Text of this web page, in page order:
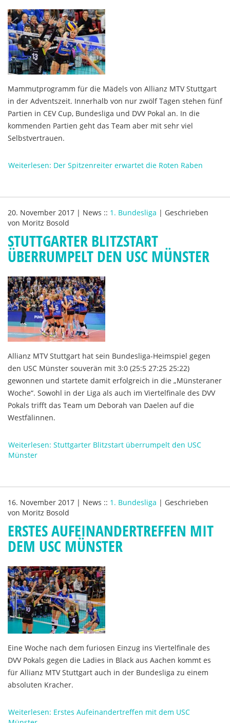
Mammutprogramm für die Mädels von Allianz MTV Stuttgart
in der Adventszeit. Innerhalb von nur zwölf Tagen stehen fünf
Partien in CEV Cup, Bundesliga und DVV Pokal an. In die
kommenden Partien geht das Team aber mit sehr viel
Selbstvertrauen.
Weiterlesen: Der Spitzenreiter erwartet die Roten Raben
20. November 2017 | News :: 1. Bundesliga | Geschrieben
von Moritz Bosold
STUTTGARTER BLITZSTART
ÜBERRUMPELT DEN USC MÜNSTER
Allianz MTV Stuttgart hat sein Bundesliga-Heimspiel gegen
den USC Münster souverän mit 3:0 (25:5 27:25 25:22)
gewonnen und startete damit erfolgreich in die „Münsteraner
Woche“. Sowohl in der Liga als auch im Viertelfinale des DVV
Pokals trifft das Team um Deborah van Daelen auf die
Westfälinnen.
Weiterlesen: Stuttgarter Blitzstart überrumpelt den USC
Münster
16. November 2017 | News :: 1. Bundesliga | Geschrieben
von Moritz Bosold
ERSTES AUFEINANDERTREFFEN MIT
DEM USC MÜNSTER
Eine Woche nach dem furiosen Einzug ins Viertelfinale des
DVV Pokals gegen die Ladies in Black aus Aachen kommt es
für Allianz MTV Stuttgart auch in der Bundesliga zu einem
absoluten Kracher.
Weiterlesen: Erstes Aufeinandertreffen mit dem USC